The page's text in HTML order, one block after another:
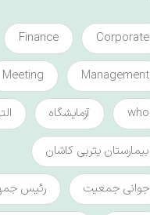
Corporate
Finance
Management
Meeting
who آزمایشگاه
بیمارستان یثربی کاشان
جوانی جمعیت رئیس